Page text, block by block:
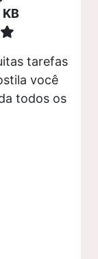
tarefas
você
todos os